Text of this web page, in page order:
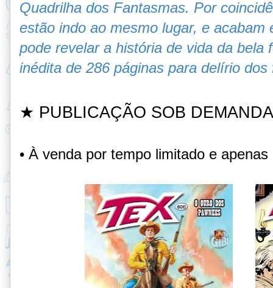
Quadrilha dos Fantasmas. Por
estão indo ao mesmo lugar, e acabam
pode revelar a história de vida da bela
inédita de 286 páginas para delírio
★ PUBLICAÇÃO SOB DEMANDA
• À venda por tempo limitado e